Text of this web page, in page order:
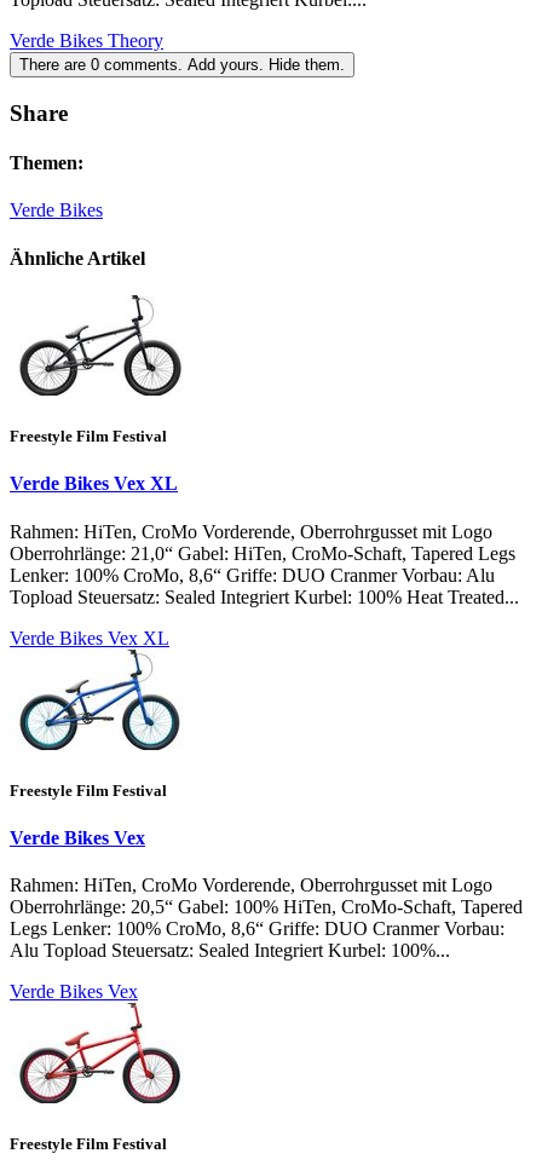
Verde Bikes Theory
There are 0 comments. Add yours. Hide them.
Share
Themen:
Verde Bikes
Ähnliche Artikel
Freestyle Film Festival
Verde Bikes Vex XL
Rahmen: HiTen, CroMo Vorderende, Oberrohrgusset mit Logo
Oberrohrlänge: 21,0“ Gabel: HiTen, CroMo-Schaft, Tapered Legs
Lenker: 100% CroMo, 8,6“ Griffe: DUO Cranmer Vorbau: Alu
Topload Steuersatz: Sealed Integriert Kurbel: 100% Heat Treated...
Verde Bikes Vex XL
Freestyle Film Festival
Verde Bikes Vex
Rahmen: HiTen, CroMo Vorderende, Oberrohrgusset mit Logo
Oberrohrlänge: 20,5“ Gabel: 100% HiTen, CroMo-Schaft, Tapered
Legs Lenker: 100% CroMo, 8,6“ Griffe: DUO Cranmer Vorbau:
Alu Topload Steuersatz: Sealed Integriert Kurbel: 100%...
Verde Bikes Vex
Freestyle Film Festival